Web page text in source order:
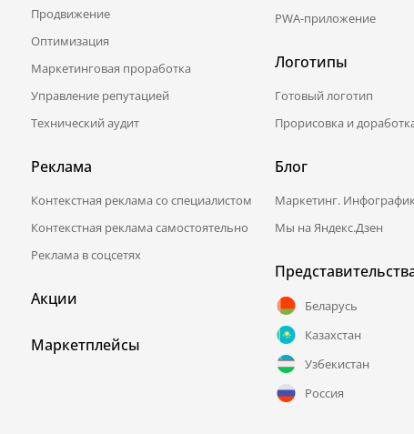
Продвижение
Оптимизация
Маркетинговая проработка
Управление репутацией
Технический аудит
Реклама
Контекстная реклама со специалистом
Контекстная реклама самостоятельно
Реклама в соцсетях
Акции
Маркетплейсы
PWA-приложение
Логотипы
Готовый логотип
Прорисовка и
Блог
Маркетинг.
Мы на Яндекс.Дзен
Беларусь
Казахстан
Узбекистан
Россия